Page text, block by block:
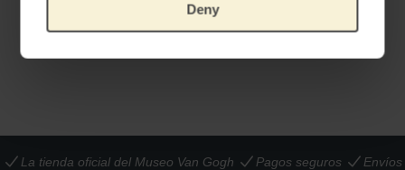
Deny
La tienda oficial del Museo Van Gogh Pagos seguros
Envíos